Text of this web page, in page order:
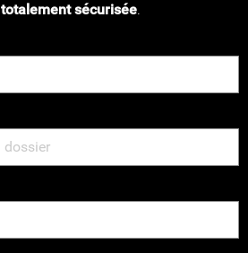
totalement sécurisée.